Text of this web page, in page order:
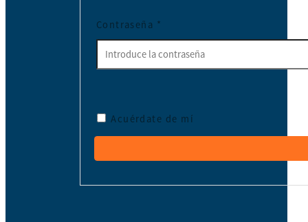
Contraseña *
Acuérdate de mí